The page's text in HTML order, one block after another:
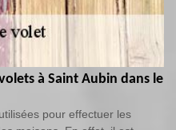
à Saint Aubin dans le
pour effectuer les